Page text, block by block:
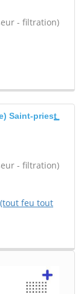
- filtration)
Saint-priest
- filtration)
feu tout